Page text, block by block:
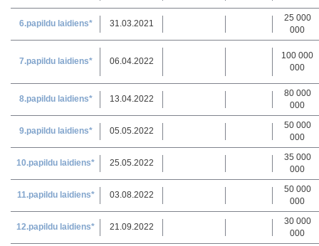
6.papildu laidiens* 31.03.2021
25 000
000
7.papildu laidiens* 06.04.2022
100 000
000
8.papildu laidiens* 13.04.2022
80 000
000
9.papildu laidiens* 05.05.2022
50 000
000
10.papildu laidiens* 25.05.2022
35 000
000
11.papildu laidiens* 03.08.2022
50 000
000
12.papildu laidiens* 21.09.2022
30 000
000